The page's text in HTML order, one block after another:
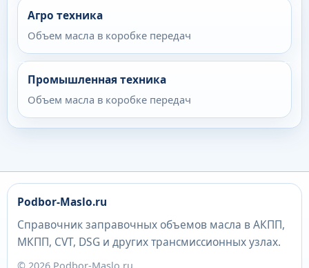
Агро техника
Объем масла в коробке передач
Промышленная техника
Объем масла в коробке передач
Podbor-Maslo.ru
Справочник заправочных объемов масла в АКПП,
МКПП, CVT, DSG и других трансмиссионных узлах.